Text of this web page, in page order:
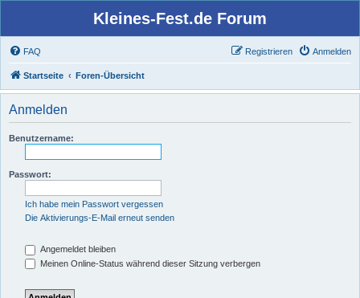
Kleines-Fest.de Forum
FAQ Anmelden
Registrieren
Startseite Foren-Übersicht
Anmelden
Benutzername:
Passwort:
Ich habe mein Passwort vergessen
Die Aktivierungs-E-Mail erneut senden
Angemeldet bleiben
Meinen Online-Status während dieser Sitzung verbergen